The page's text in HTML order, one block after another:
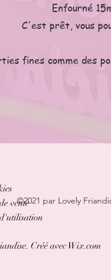
Enfourné
C'est prêt, vous
fines comme des
©2021 par Lovely
vente
Créé avec Wix.com